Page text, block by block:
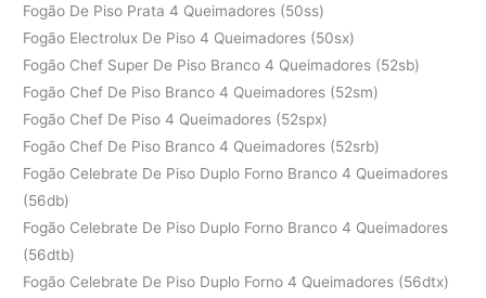
Fogão De Piso Prata 4 Queimadores (50ss)
Fogão Electrolux De Piso 4 Queimadores (50sx)
Fogão Chef Super De Piso Branco 4 Queimadores (52sb)
Fogão Chef De Piso Branco 4 Queimadores (52sm)
Fogão Chef De Piso 4 Queimadores (52spx)
Fogão Chef De Piso Branco 4 Queimadores (52srb)
Fogão Celebrate De Piso Duplo Forno Branco 4 Queimadores
(56db)
Fogão Celebrate De Piso Duplo Forno Branco 4 Queimadores
(56dtb)
Fogão Celebrate De Piso Duplo Forno 4 Queimadores (56dtx)